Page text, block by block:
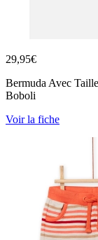
29,95€
Bermuda Avec
Boboli
Voir la fiche